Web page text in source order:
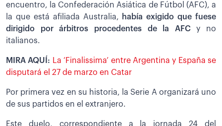
encuentro, la Confederación Asiática de Fútbol (AFC), a
la que está afiliada Australia, había exigido que fuese
dirigido por árbitros procedentes de la AFCy no
italianos.
MIRA AQUÍ: La ‘Finalissima’ entre Argentina y España se
disputará el 27 de marzo en Catar
Por primera vez en su historia, la Serie A organizará uno
de sus partidos en el extranjero.
Este duelo, correspondiente a la jornada 24 del